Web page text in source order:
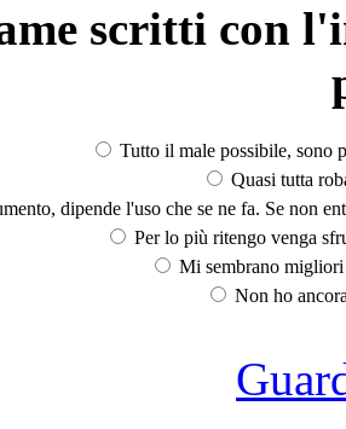
scritti con
Tutto il male possibile, sono
Quasi tutta
dipende l'uso che se ne fa. Se non
Per lo più ritengo venga
Mi sembrano
Non ho